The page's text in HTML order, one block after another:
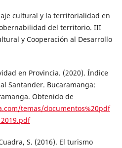
cultural y la territorialidad en
del territorio. III
y Cooperación al Desarrollo
en Provincia. (2020). Índice
Santander. Bucaramanga:
Obtenido de
temas/documentos%20pdf
S. (2016). El turismo